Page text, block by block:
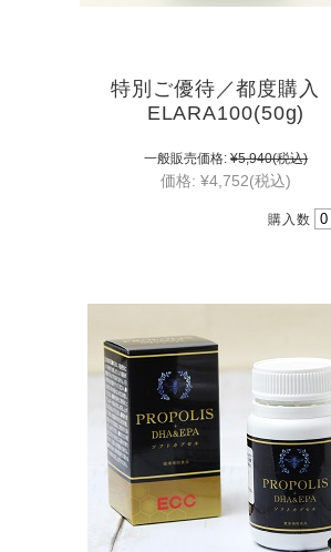
特別ご優待／都度購入
ELARA100(50g)
一般販売価格: ¥5,940(税込)
価格: ¥4,752(税込)
購入数